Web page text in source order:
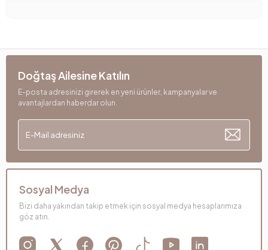
Doğtaş Ailesine Katılın
E-posta adresinizi girerek en yeni ürünler, kampanyalar ve
avantajlardan haberdar olun.
Sosyal Medya
Bizi daha yakından takip etmek için sosyal medya hesaplarımıza
göz atın.